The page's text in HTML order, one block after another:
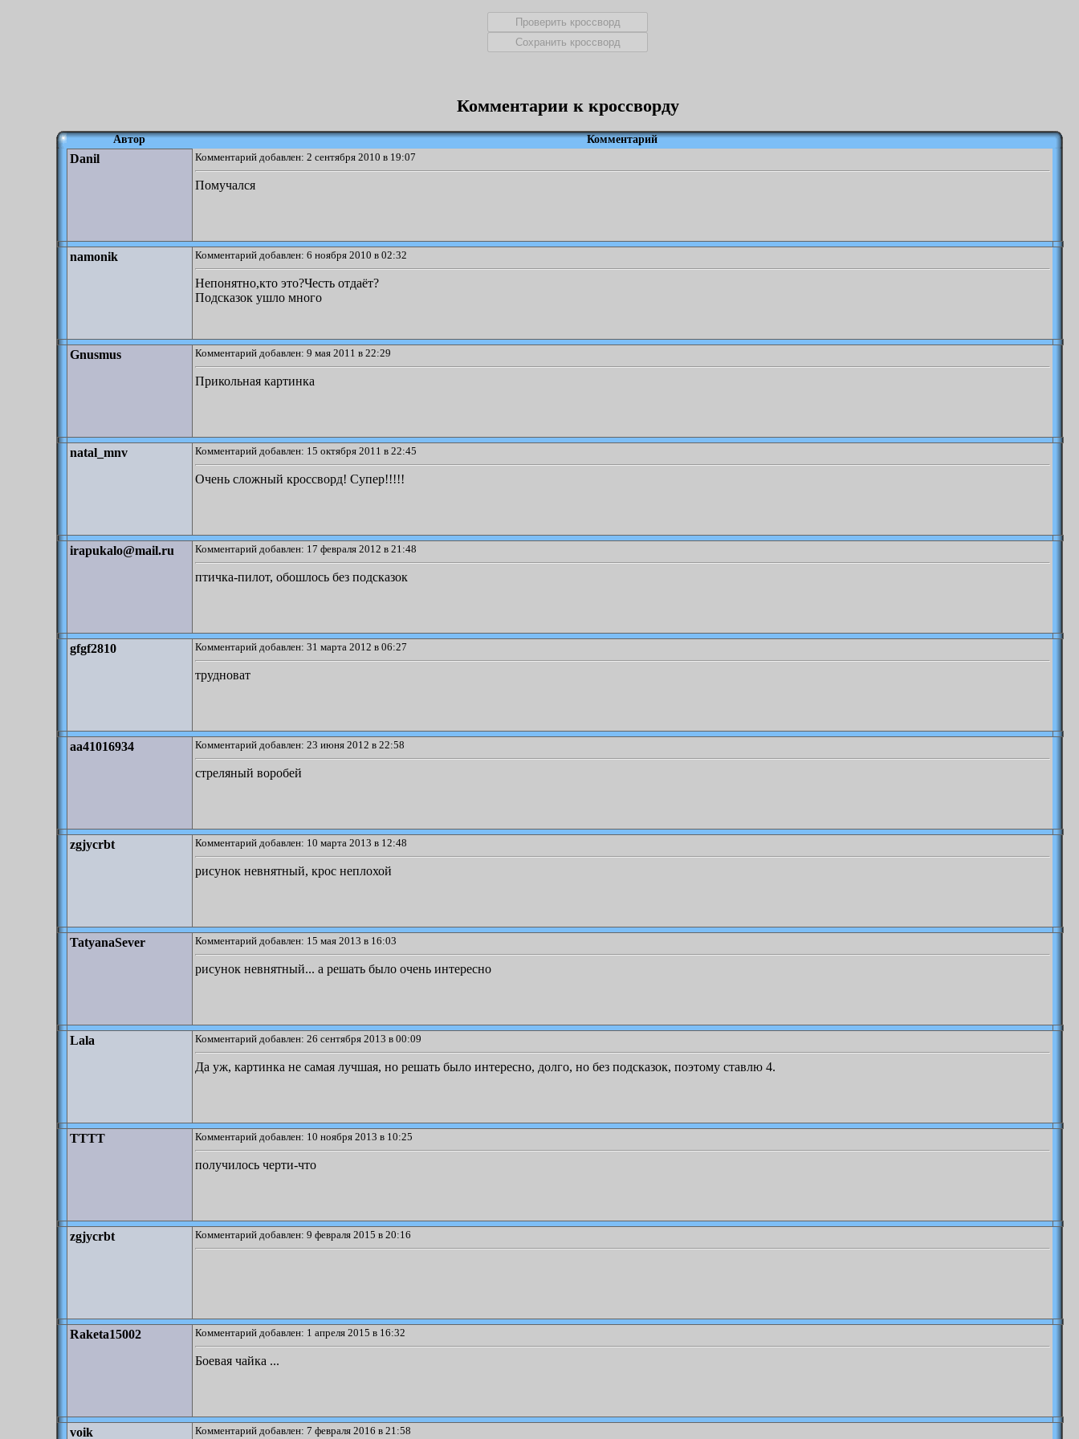
Комментарии к кроссворду
Автор Комментарий
Danil Комментарий добавлен: 2 сентября 2010 в 19:07
Помучался
namonik Комментарий добавлен: 6 ноября 2010 в 02:32
Непонятно,кто это?Честь отдаёт?
Подсказок ушло много
Gnusmus Комментарий добавлен: 9 мая 2011 в 22:29
Прикольная картинка
natal_mnv Комментарий добавлен: 15 октября 2011 в 22:45
Очень сложный кроссворд! Супер!!!!!
irapukalo@mail.ru Комментарий добавлен: 17 февраля 2012 в 21:48
птичка-пилот, обошлось без подсказок
gfgf2810 Комментарий добавлен: 31 марта 2012 в 06:27
трудноват
aa41016934 Комментарий добавлен: 23 июня 2012 в 22:58
стреляный воробей
zgjycrbt Комментарий добавлен: 10 марта 2013 в 12:48
рисунок невнятный, крос неплохой
TatyanaSever Комментарий добавлен: 15 мая 2013 в 16:03
рисунок невнятный... а решать было очень интересно
Lala Комментарий добавлен: 26 сентября 2013 в 00:09
Да уж, картинка не самая лучшая, но решать было интересно, долго, но без подсказок, поэтому ставлю 4.
TTTT Комментарий добавлен: 10 ноября 2013 в 10:25
получилось черти-что
zgjycrbt Комментарий добавлен: 9 февраля 2015 в 20:16
Raketa15002 Комментарий добавлен: 1 апреля 2015 в 16:32
Боевая чайка ...
voik Комментарий добавлен: 7 февраля 2016 в 21:58